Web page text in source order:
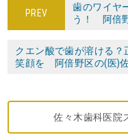
PREV
歯のワイヤ
う！ 阿倍
クエン酸で歯が溶ける
笑顔を 阿倍野区の(医)
佐々木歯科医院